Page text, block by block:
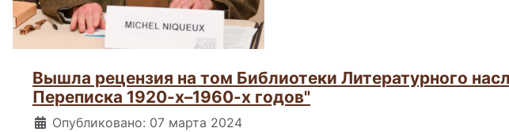
Вышла рецензия на том Библиотеки Литературного
Переписка 1920-х–1960-х годов"
Информация о материале
Опубликовано: 07 марта 2024